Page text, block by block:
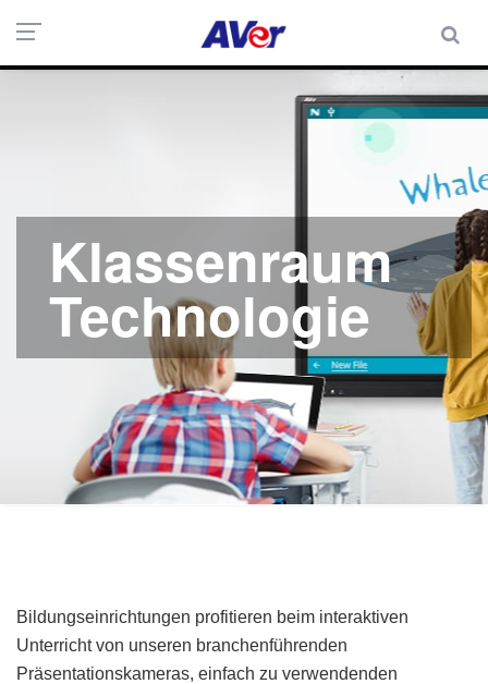
Klassenraum
Technologie
Bildungseinrichtungen profitieren beim interaktiven
Unterricht von unseren branchenführenden
Präsentationskameras, einfach zu verwendenden